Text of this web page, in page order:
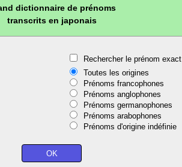
dictionnaire de prénoms
transcrits en japonais
Rechercher le prénom exact
Toutes les origines
Prénoms francophones
Prénoms anglophones
Prénoms germanophones
Prénoms arabophones
Prénoms d'origine indéfinie